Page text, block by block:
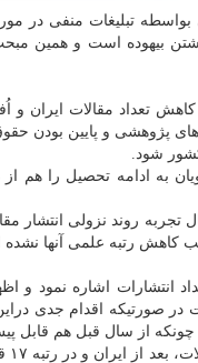
تبلیغات منفی در
نوشتن بیهوده است و
تعداد مقالات ایران
پژوهشی و پایین بودن
شود.
به ادامه تحصیل را هم از
تجربه روند نزولی
کاهش رتبه علمی آنها
انتشارات اشاره نمود و
صورتیکه اقدام جدی
از سال قبل هم قابل
وی